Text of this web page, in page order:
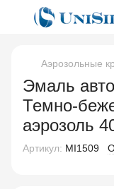
Аэрозольные
Эмаль
Темно-
аэрозоль
Артикул: MI1509